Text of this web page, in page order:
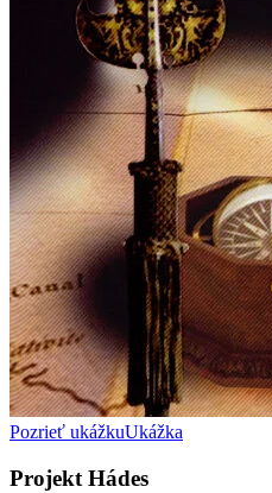
Pozrieť ukážkuUkážka
Projekt Hádes